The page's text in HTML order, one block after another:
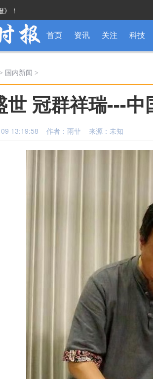
！
首页 资讯 关注 科技
国内新闻 >
世 冠群祥瑞---
09 13:19:58 作者：雨菲 来源：未知